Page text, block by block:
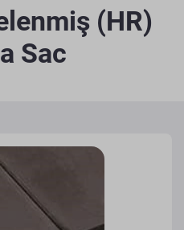
(HR)
Sac